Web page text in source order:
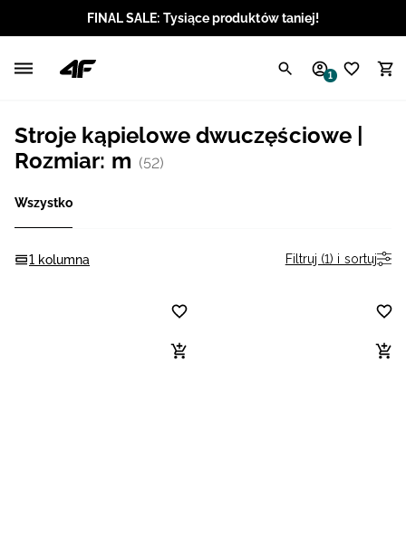
FINAL SALE: Tysiące produktów taniej!
1
Stroje kąpielowe dwuczęściowe |
Rozmiar: m (52)
Wszystko
1 kolumna Filtruj (1) i sortuj
Angielski / USD